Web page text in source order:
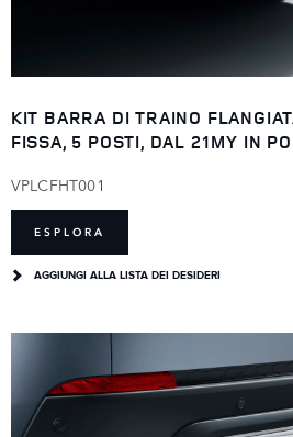
KIT BARRA DI TRAINO
FISSA, 5 POSTI, DAL 21MY IN
VPLCFHT001
ESPLORA
AGGIUNGI ALLA LISTA DEI DESIDERI